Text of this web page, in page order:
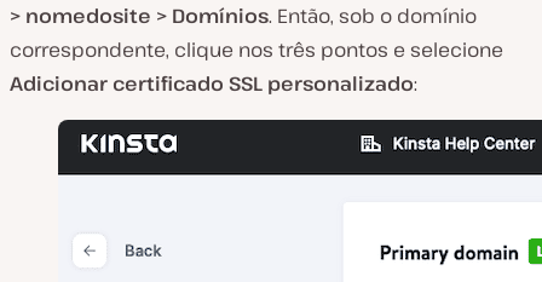
> nomedosite > Domínios. Então, sob o domínio
correspondente, clique nos três pontos e selecione
Adicionar certificado SSL personalizado: